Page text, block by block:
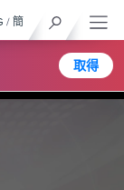
取得
/ 簡